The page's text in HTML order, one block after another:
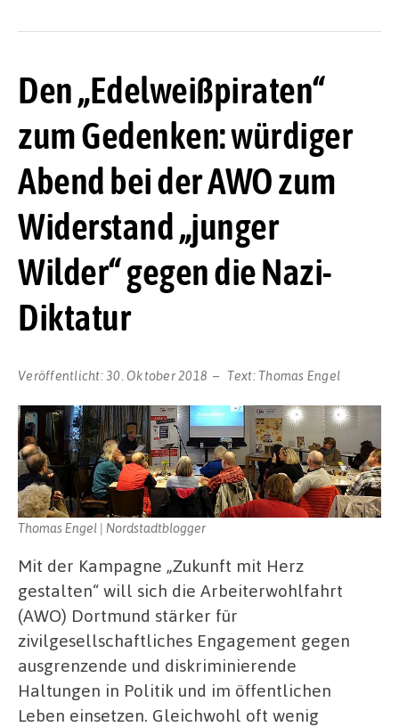
Den „Edelweißpiraten“
zum Gedenken: würdiger
Abend bei der AWO zum
Widerstand „junger
Wilder“ gegen die Nazi-
Diktatur
Veröffentlicht:30. Oktober 2018 Text:Thomas Engel
Thomas Engel | Nordstadtblogger
Mit der Kampagne „Zukunft mit Herz
gestalten“ will sich die Arbeiterwohlfahrt
(AWO) Dortmund stärker für
zivilgesellschaftliches Engagement gegen
ausgrenzende und diskriminierende
Haltungen in Politik und im öffentlichen
Leben einsetzen. Gleichwohl oft wenig